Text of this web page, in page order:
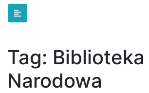
Skip to main content
Tag: Biblioteka
Narodowa